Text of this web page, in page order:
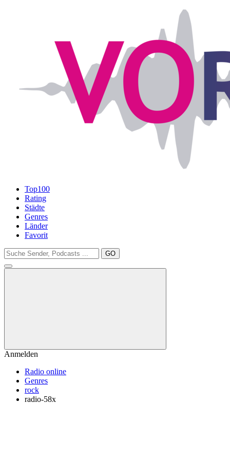
Top100
Rating
Städte
Genres
Länder
Favorit
GO
Anmelden
Radio online
Genres
rock
radio-58x